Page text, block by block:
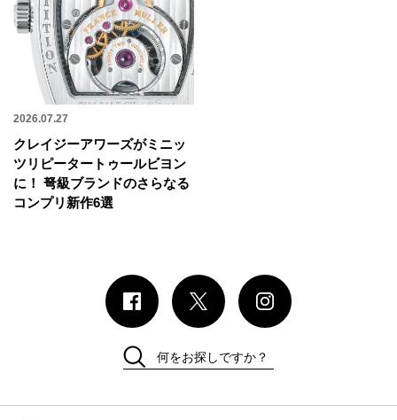
2026.07.27
クレイジーアワーズがミニッ
ツリピータートゥールビヨン
に！ 弩級ブランドのさらなる
コンプリ新作6選
何をお探しですか？